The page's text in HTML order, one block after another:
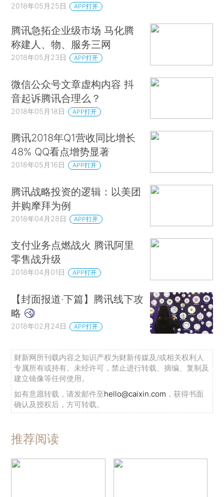
2018年05月25日 APP打开
腾讯急拓企业级市场 马化腾
称建人、物、服务三网
2018年05月23日 APP打开
微信公众号文章虚构内容 抖
音起诉腾讯合理么？
2018年05月18日 APP打开
腾讯2018年Q1营收同比增长
48% QQ看点增势显著
2018年05月16日 APP打开
腾讯战略投资的逻辑：以美团
并购摩拜为例
2018年04月28日 APP打开
支付业务点燃战火 腾讯阿里
零售战升级
2018年04月01日 APP打开
【封面报道·下篇】腾讯线下攻
略
2018年02月24日 APP打开
财新网所刊载内容之知识产权为财新传媒及/或相关权利人
专属所有或持有。未经许可，禁止进行转载、摘编、复制及
建立镜像等任何使用。
如有意愿转载，请发邮件至hello@caixin.com ，获得书面
确认及授权后，方可转载。
推荐阅读